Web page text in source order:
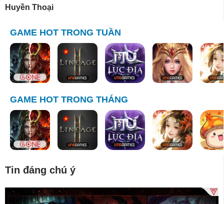
Huyền Thoại
GAME HOT TRONG TUẦN
GAME HOT TRONG THÁNG
Tin đáng chú ý